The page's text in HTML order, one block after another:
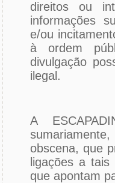
direitos ou
informações
e/ou
à ordem
divulgação
ilegal.
A
obscena, que
ligações a
que apontam